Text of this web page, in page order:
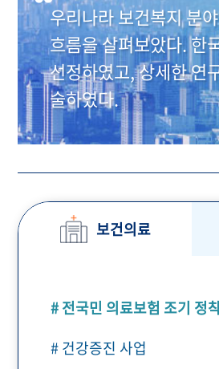
우리나라 보건복지 분
흐름을 살펴보았다. 한
선정하였고, 상세한 연
술하였다.
보건의료
# 전국민 의료보험 조기 정
# 건강증진 사업